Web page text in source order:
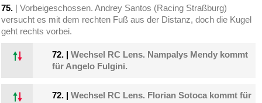
75. | Vorbeigeschossen. Andrey Santos (Racing Straßburg)
versucht es mit dem rechten Fuß aus der Distanz, doch die Kugel
geht rechts vorbei.
72. |Wechsel RC Lens. Nampalys Mendy kommt
für Angelo Fulgini.
72. |Wechsel RC Lens. Florian Sotoca kommt für